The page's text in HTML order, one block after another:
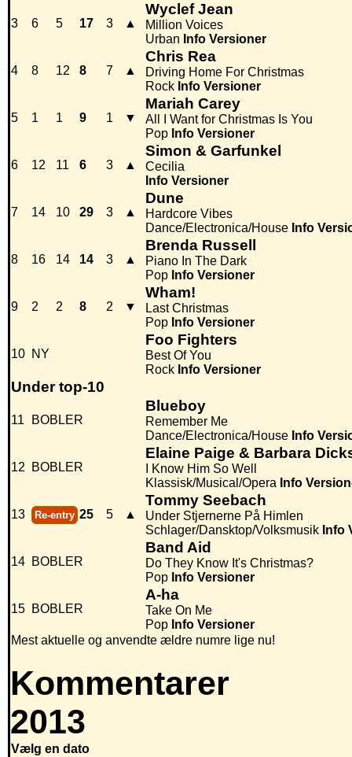
3 6 5 17 3 ▲
Wyclef Jean
Million Voices
Urban Info Versioner
4 8 12 8 7 ▲
Chris Rea
Driving Home For Christmas
Rock Info Versioner
5 1 1 9 1 ▼
Mariah Carey
All I Want for Christmas Is You
Pop Info Versioner
6 12 11 6 3 ▲
Simon & Garfunkel
Cecilia
Info Versioner
7 14 10 29 3 ▲
Dune
Hardcore Vibes
Dance/Electronica/House Info
8 16 14 14 3 ▲
Brenda Russell
Piano In The Dark
Pop Info Versioner
9 2 2 8 2 ▼
Wham!
Last Christmas
Pop Info Versioner
10 NY
Foo Fighters
Best Of You
Rock Info Versioner
Under top-10
11 BOBLER
Blueboy
Remember Me
Dance/Electronica/House Info
12 BOBLER
Elaine Paige & Barbara
I Know Him So Well
Klassisk/Musical/Opera Info
13 Re-entry 25 5 ▲
Tommy Seebach
Under Stjernerne På Himlen
Schlager/Dansktop/Volksmusik Info
14 BOBLER
Band Aid
Do They Know It's Christmas?
Pop Info Versioner
15 BOBLER
A-ha
Take On Me
Pop Info Versioner
Mest aktuelle og anvendte ældre numre lige nu!
Kommentarer
2013
Vælg en dato